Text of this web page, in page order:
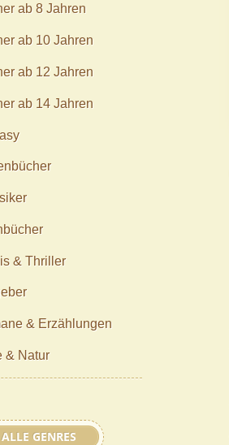
ab 8 Jahren
ab 10 Jahren
ab 12 Jahren
ab 14 Jahren
& Thriller
& Erzählungen
& Natur
ALLE GENRES